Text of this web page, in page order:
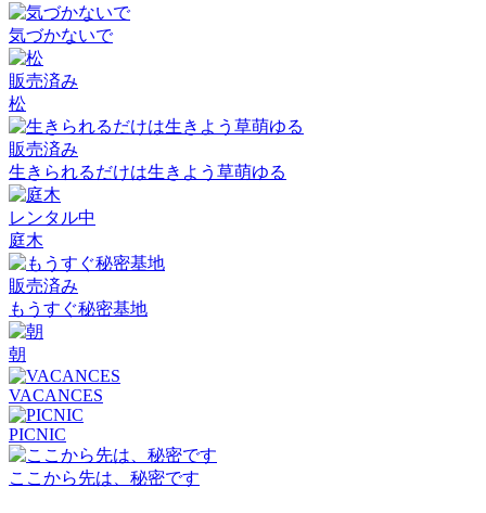
気づかないで
販売済み
松
販売済み
生きられるだけは生きよう草萌ゆる
レンタル中
庭木
販売済み
もうすぐ秘密基地
朝
VACANCES
PICNIC
ここから先は、秘密です